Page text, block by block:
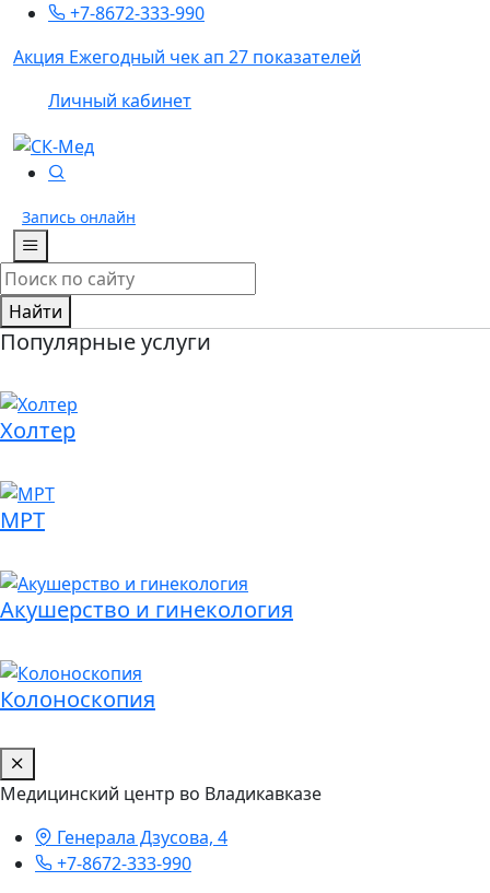
+7-8672-333-990
Акция Ежегодный чек ап 27 показателей
Личный кабинет
Запись онлайн
Найти
Популярные услуги
Холтер
МРТ
Акушерство и гинекология
Колоноскопия
Медицинский центр во Владикавказе
Генерала Дзусова, 4
+7-8672-333-990